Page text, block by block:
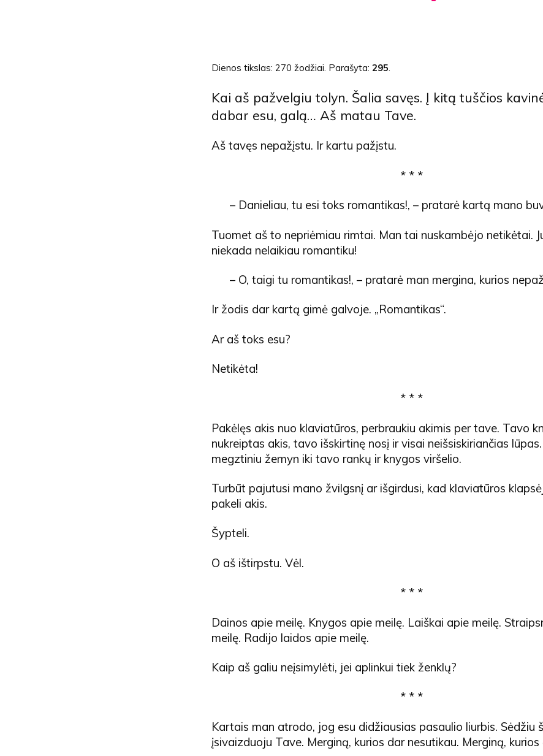
Dienos tikslas: 270 žodžiai . Parašyta: 295
Kai aš pažvelgiu tolyn. Šalia savęs. Į kitą tuščios
dabar esu, galą… Aš matau Tave.
Aš tavęs nepažįstu. Ir kartu pažįstu.
* * *
– Danieliau, tu esi toks romantikas!, – pratarė kartą mano
Tuomet aš to nepriėmiau rimtai. Man tai nuskambėjo netikėtai.
niekada nelaikiau romantiku!
– O, taigi tu romantikas!, – pratarė man mergina, kurios
Ir žodis dar kartą gimė galvoje. „Romantikas“.
Ar aš toks esu?
Netikėta!
* * *
Pakėlęs akis nuo klaviatūros, perbraukiu akimis per tave. Tavo
nukreiptas akis, tavo išskirtinę nosį ir visai neišsiskiriančias
megztiniu žemyn iki tavo rankų ir knygos viršelio.
Turbūt pajutusi mano žvilgsnį ar išgirdusi, kad klaviatūros
pakeli akis.
Šypteli.
O aš ištirpstu. Vėl.
* * *
Dainos apie meilę. Knygos apie meilę. Laiškai apie meilę.
meilę. Radijo laidos apie meilę.
Kaip aš galiu neįsimylėti, jei aplinkui tiek ženklų?
* * *
Kartais man atrodo, jog esu didžiausias pasaulio liurbis. Sėdžiu
įsivaizduoju Tave. Merginą, kurios dar nesutikau. Merginą, kurios